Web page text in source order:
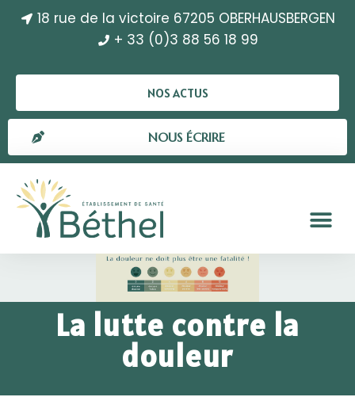
18 rue de la victoire 67205 OBERHAUSBERGEN
+ 33 (0)3 88 56 18 99
NOS ACTUS
NOUS ÉCRIRE
La lutte contre la
douleur